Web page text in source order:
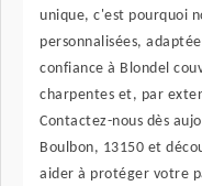
unique, c'est pourquoi
personnalisées,
confiance à Blondel
charpentes et, par
Contactez-nous dès
Boulbon, 13150 et
aider à protéger votre